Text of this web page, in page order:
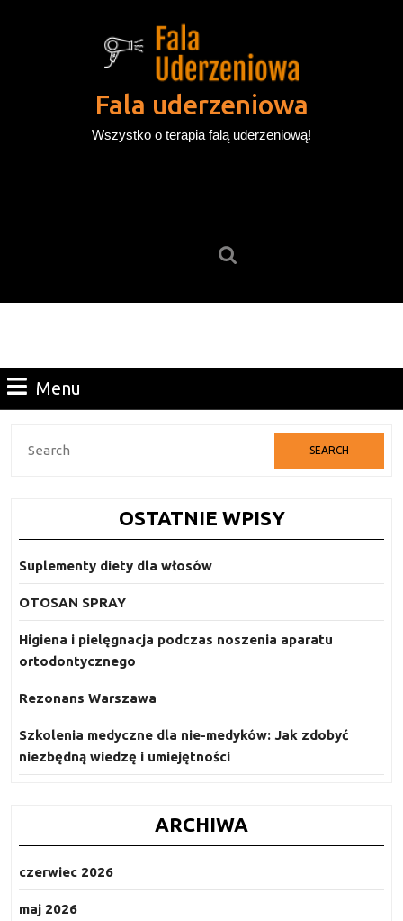
Fala uderzeniowa
Wszystko o terapia falą uderzeniową!
Menu
Search
OSTATNIE WPISY
Suplementy diety dla włosów
OTOSAN SPRAY
Higiena i pielęgnacja podczas noszenia aparatu
ortodontycznego
Rezonans Warszawa
Szkolenia medyczne dla nie-medyków: Jak zdobyć
niezbędną wiedzę i umiejętności
ARCHIWA
czerwiec 2026
maj 2026